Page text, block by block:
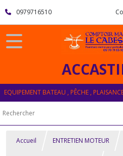
0979716510
Accueil ENTRETIEN MOTEUR